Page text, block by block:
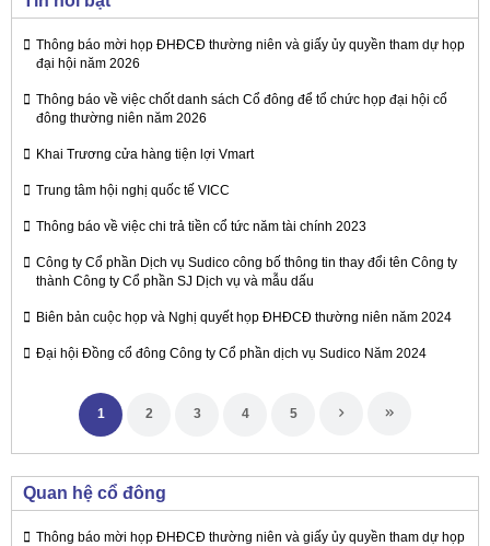
Thông báo mời họp ĐHĐCĐ thường niên và giấy ủy quyền tham dự họp
đại hội năm 2026
Thông báo về việc chốt danh sách Cổ đông để tổ chức họp đại hội cổ
đông thường niên năm 2026
Khai Trương cửa hàng tiện lợi Vmart
Trung tâm hội nghị quốc tế VICC
Thông báo về việc chi trả tiền cổ tức năm tài chính 2023
Công ty Cổ phần Dịch vụ Sudico công bố thông tin thay đổi tên Công ty
thành Công ty Cổ phần SJ Dịch vụ và mẫu dấu
Biên bản cuộc họp và Nghị quyết họp ĐHĐCĐ thường niên năm 2024
Đại hội Đồng cổ đông Công ty Cổ phần dịch vụ Sudico Năm 2024
1 2 3 4 5
Quan hệ cổ đông
Thông báo mời họp ĐHĐCĐ thường niên và giấy ủy quyền tham dự họp